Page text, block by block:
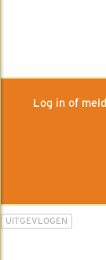
Log in of
UITGEVLOGEN